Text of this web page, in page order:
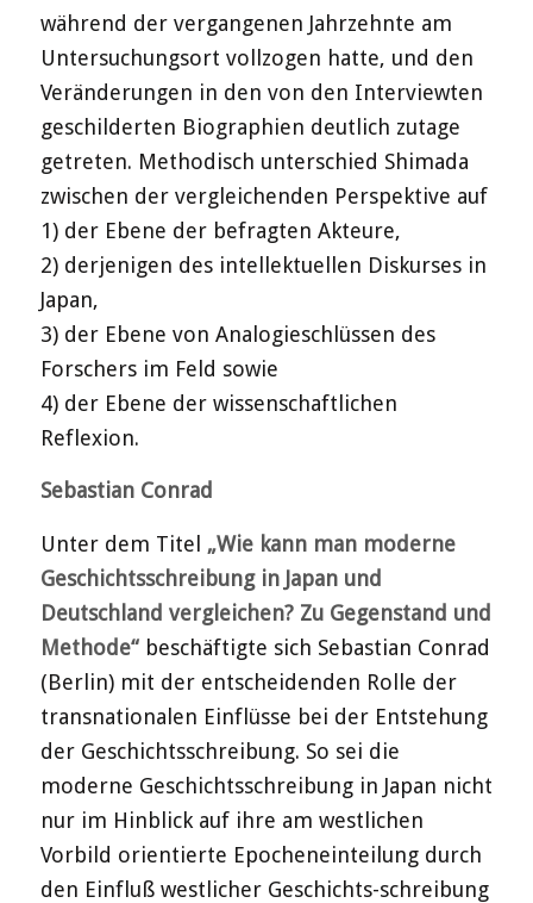
während der vergangenen Jahrzehnte am
Untersuchungsort vollzogen hatte, und den
Veränderungen in den von den Interviewten
geschilderten Biographien deutlich zutage
getreten. Methodisch unterschied Shimada
zwischen der vergleichenden Perspektive auf
1) der Ebene der befragten Akteure,
2) derjenigen des intellektuellen Diskurses in
Japan,
3) der Ebene von Analogieschlüssen des
Forschers im Feld sowie
4) der Ebene der wissenschaftlichen
Reflexion.
Sebastian Conrad
Unter dem Titel „Wie kann man moderne
Geschichtsschreibung in Japan und
Deutschland vergleichen? Zu Gegenstand und
Methode“beschäftigte sich Sebastian Conrad
(Berlin) mit der entscheidenden Rolle der
transnationalen Einflüsse bei der Entstehung
der Geschichtsschreibung. So sei die
moderne Geschichtsschreibung in Japan nicht
nur im Hinblick auf ihre am westlichen
Vorbild orientierte Epocheneinteilung durch
den Einfluß westlicher Geschichts-schreibung